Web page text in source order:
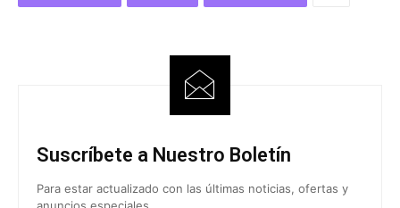
Suscríbete a Nuestro Boletín
Para estar actualizado con las últimas noticias, ofertas y